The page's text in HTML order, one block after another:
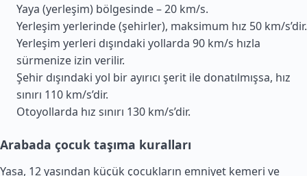
Yaya (yerleşim) bölgesinde – 20 km/s.
Yerleşim yerlerinde (şehirler), maksimum hız 50 km/s’dir.
Yerleşim yerleri dışındaki yollarda 90 km/s hızla
sürmenize izin verilir.
Şehir dışındaki yol bir ayırıcı şerit ile donatılmışsa, hız
sınırı 110 km/s’dir.
Otoyollarda hız sınırı 130 km/s’dir.
Arabada çocuk taşıma kuralları
Yasa, 12 yaşından küçük çocukların emniyet kemeri ve